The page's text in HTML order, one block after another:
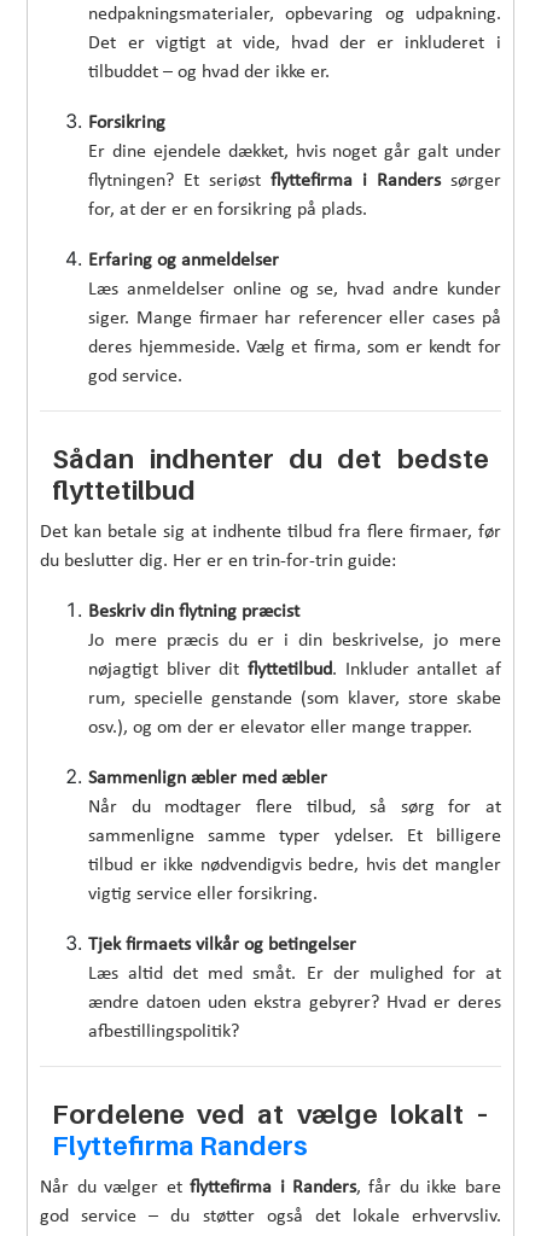
nedpakningsmaterialer, opbevaring og udpakning.
Det er vigtigt at vide, hvad der er inkluderet i
tilbuddet – og hvad der ikke er.
Forsikring
Er dine ejendele dækket, hvis noget går galt under
flytningen? Et seriøst flyttefirma i Randerssørger
for, at der er en forsikring på plads.
Erfaring og anmeldelser
Læs anmeldelser online og se, hvad andre kunder
siger. Mange firmaer har referencer eller cases på
deres hjemmeside. Vælg et firma, som er kendt for
god service.
Sådan indhenter du det bedste
flyttetilbud
Det kan betale sig at indhente tilbud fra flere firmaer, før
du beslutter dig. Her er en trin-for-trin guide:
Beskriv din flytning præcist
Jo mere præcis du er i din beskrivelse, jo mere
nøjagtigt bliver dit flyttetilbud. Inkluder antallet af
rum, specielle genstande (som klaver, store skabe
osv.), og om der er elevator eller mange trapper.
Sammenlign æbler med æbler
Når du modtager flere tilbud, så sørg for at
sammenligne samme typer ydelser. Et billigere
tilbud er ikke nødvendigvis bedre, hvis det mangler
vigtig service eller forsikring.
Tjek firmaets vilkår og betingelser
Læs altid det med småt. Er der mulighed for at
ændre datoen uden ekstra gebyrer? Hvad er deres
afbestillingspolitik?
Fordelene ved at vælge lokalt –
Flyttefirma Randers
Når du vælger etflyttefirma i Randers, får du ikke bare
god service – du støtter også det lokale erhvervsliv.